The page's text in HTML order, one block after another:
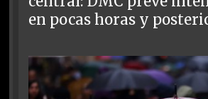
en pocas horas y